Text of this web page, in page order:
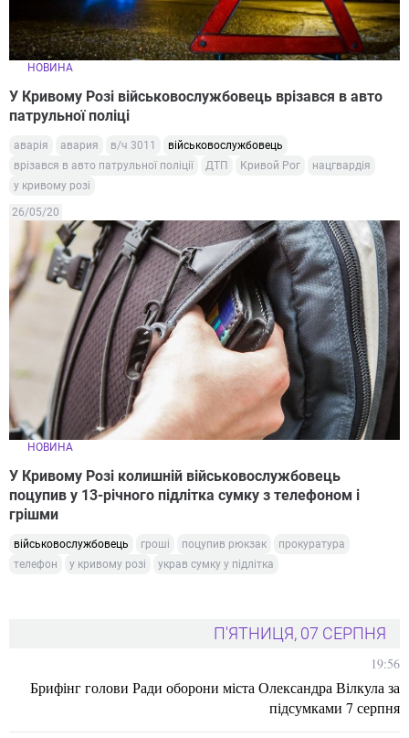
НОВИНА
У Кривому Розі військовослужбовець врізався в авто
патрульної поліці
аварія авария в/ч 3011
військовослужбовець
врізався в авто патрульної поліції
ДТП Кривой Рог
нацгвардія
у кривому розі
26/05/20
НОВИНА
У Кривому Розі колишній військовослужбовець
поцупив у 13-річного підлітка сумку з телефоном і
грішми
військовослужбовець гроші поцупив рюкзак
прокуратура
телефон
у кривому розі украв сумку у підлітка
П'ЯТНИЦЯ, 07 СЕРПНЯ
19:56
Брифінг голови Ради оборони міста Олександра Вілкула за
підсумками 7 серпня